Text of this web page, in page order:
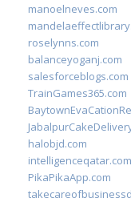
manoelneves.com
roselynns.com
balanceyoganj.com
salesforceblogs.com
TrainGames365.com
halobjd.com
intelligenceqatar.com
PikaPikaApp.com